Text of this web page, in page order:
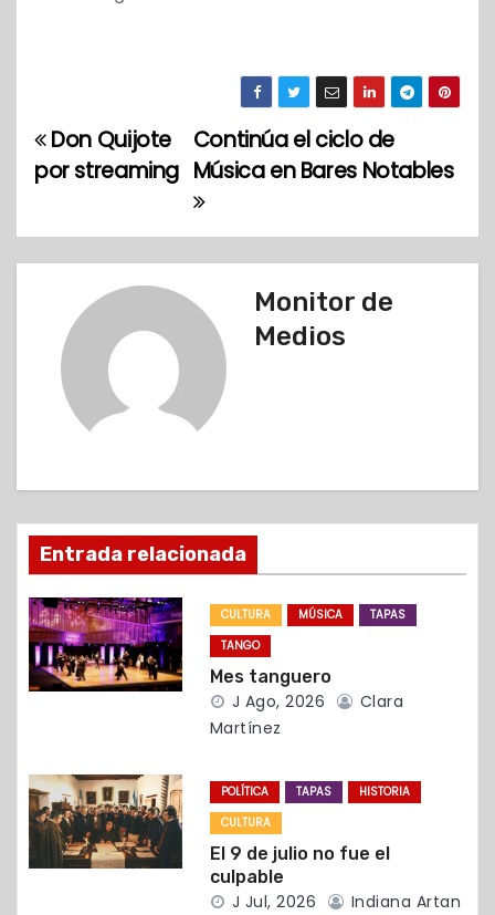
N
a
v
ó
n
d
e
e
t
r
Continúa el ciclo de
Música en Bares Notables
Don Quijote
por streaming
Monitor de
Medios
Entrada relacionada
CULTURA MÚSICA
TAPAS
TANGO
Mes tanguero
J Ago, 2026
Clara
Martínez
POLÍTICA TAPAS
HISTORIA
CULTURA
El 9 de julio no fue el
culpable
J Jul, 2026 Indiana Artan